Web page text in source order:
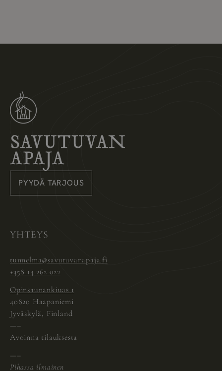
PYYDÄ TARJOUS
YHTEYS
tunnelma@savutuvanapaja.fi
+358 14 262 022
Opinsaunankiuas 1
40820 Haapaniemi
Jyväskylä, Finland
—–
Avoinna tilauksesta
—–
Pihassa ilmainen